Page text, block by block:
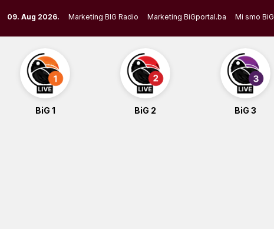
to
content
09. Aug 2026. Marketing BIG Radio Marketing BiGportal.ba Mi smo BiG
BiG 1 BiG 2 BiG 3